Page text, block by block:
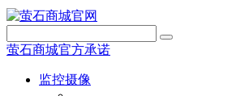
萤石商城官方承诺
监控摄像